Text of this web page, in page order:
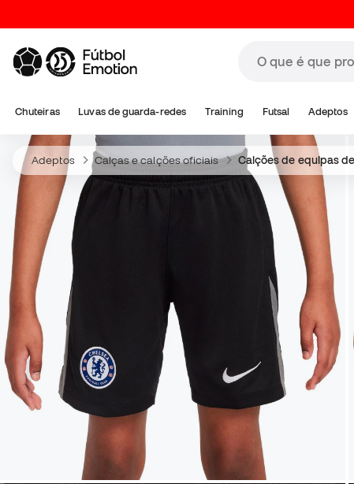
Chuteiras Luvas de guarda-redes Training Futsal Adeptos
Adeptos Calças e calções oficiais Calções de equipas